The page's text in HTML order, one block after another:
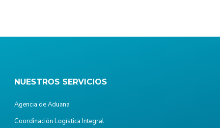
NUESTROS SERVICIOS
Agencia de Aduana
Coordinación Logística Integral